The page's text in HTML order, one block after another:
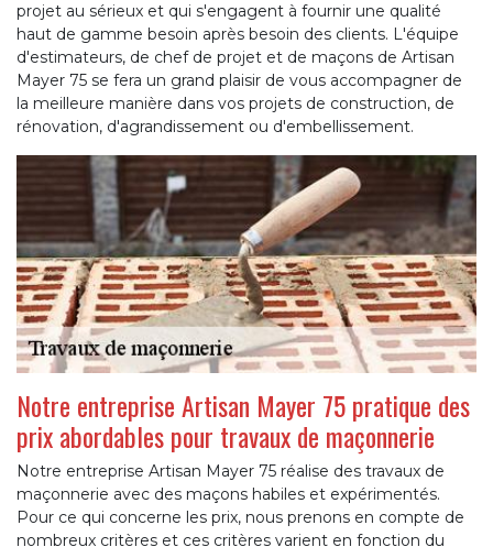
projet au sérieux et qui s'engagent à fournir une qualité
haut de gamme besoin après besoin des clients. L'équipe
d'estimateurs, de chef de projet et de maçons de Artisan
Mayer 75 se fera un grand plaisir de vous accompagner de
la meilleure manière dans vos projets de construction, de
rénovation, d'agrandissement ou d'embellissement.
Notre entreprise Artisan Mayer 75 pratique des
prix abordables pour travaux de maçonnerie
Notre entreprise Artisan Mayer 75 réalise des travaux de
maçonnerie avec des maçons habiles et expérimentés.
Pour ce qui concerne les prix, nous prenons en compte de
nombreux critères et ces critères varient en fonction du